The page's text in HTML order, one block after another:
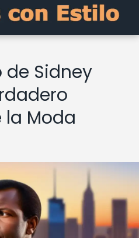
de Sidney
Moda